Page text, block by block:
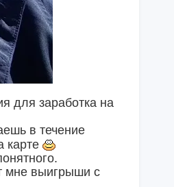
для заработка на
в течение
карте
мне выигрыши с